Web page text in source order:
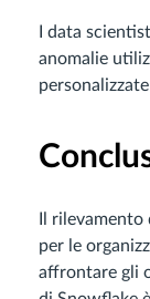
I data
anomalie
Il
per le
affrontare gli